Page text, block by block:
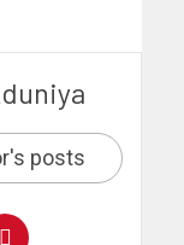
posts